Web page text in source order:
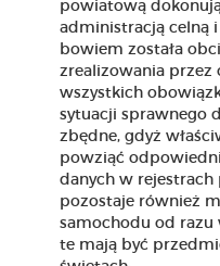
powiatową
administracją celną
bowiem została
zrealizowania przez
wszystkich
sytuacji sprawnego
zbędne, gdyż
powziąć
danych w rejestrach
pozostaje również
samochodu od razu
te mają być